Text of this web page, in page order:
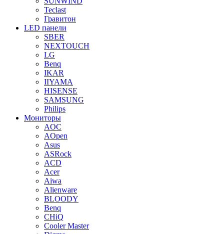
Teclast
Гравитон
LED панели
SBER
NEXTOUCH
LG
Benq
IKAR
IIYAMA
HISENSE
SAMSUNG
Philips
Мониторы
AOC
AOpen
Asus
ASRock
ACD
Acer
Aiwa
Alienware
BLOODY
Benq
CHiQ
Cooler Master